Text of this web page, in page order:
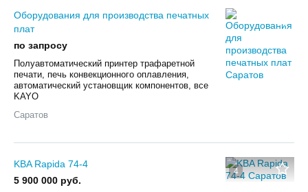
Оборудования для производства печатных
плат
по запросу
Полуавтоматический принтер трафаретной
печати, печь конвекционного оплавления,
автоматический установщик компонентов, все
KAYO
Саратов
4
KBA Rapida 74-4
5 900 000 руб.